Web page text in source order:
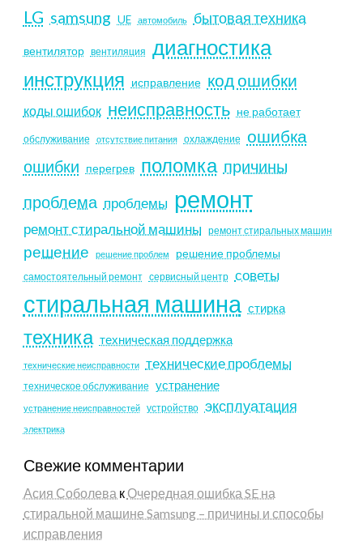
LG samsung UE автомобиль бытовая техника
вентилятор вентиляция диагностика
инструкция исправление код ошибки
коды ошибок неисправность не работает
обслуживание отсутствие питания охлаждение ошибка
ошибки
перегрев поломка причины
проблема проблемы ремонт
ремонт стиральной машины ремонт стиральных машин
решение решение проблем решение проблемы
самостоятельный ремонт сервисный центр советы
стиральная машина стирка
техника техническая поддержка
технические неисправности технические проблемы
техническое обслуживание устранение
устранение неисправностей устройство эксплуатация
электрика
Свежие комментарии
Асия Соболева к Очередная ошибка SE на
стиральной машине Samsung – причины и способы
исправления